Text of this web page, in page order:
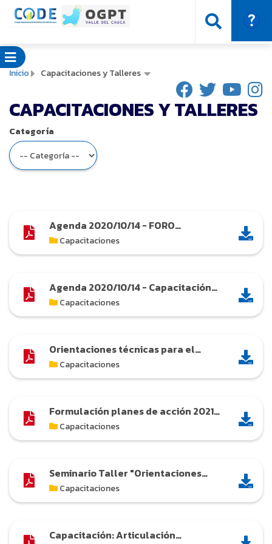
Inicio Capacitaciones y Talleres
CAPACITACIONES Y TALLERES
Categoría
Capacitaciones
Agenda 2020/10/14 - FORO
"CATASTRO MULTIPROPÓSITO,
OPORTUNIDADES Y DESAFÍOS PARA EL
Capacitaciones
Agenda 2020/10/14 - Capacitación
del Banco de Programas y Proyectos
del Departamento
Capacitaciones
Orientaciones técnicas para el
cargue de información del plan
indicativo
Capacitaciones
Formulación planes de acción 2021
entidades territoriales
Capacitaciones
Seminario Taller "Orientaciones
técnicas para la Planeación
Participativa de Inversiones con
Capacitación: Articulación